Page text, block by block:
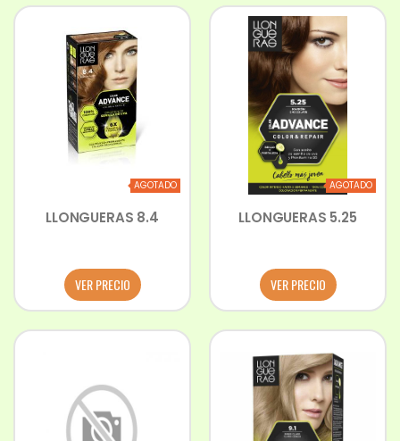
AGOTADO
LLONGUERAS 8.4
VER PRECIO
AGOTADO
LLONGUERAS 5.25
VER PRECIO